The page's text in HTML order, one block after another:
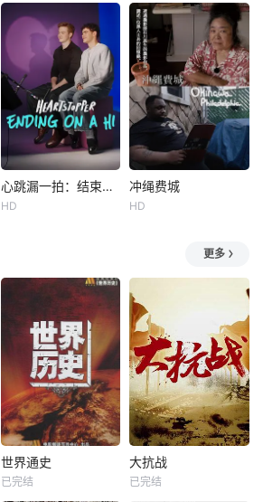
心跳漏一拍：结束在一声嗨
HD
冲绳费城
HD
更多
世界通史
已完结
大抗战
已完结